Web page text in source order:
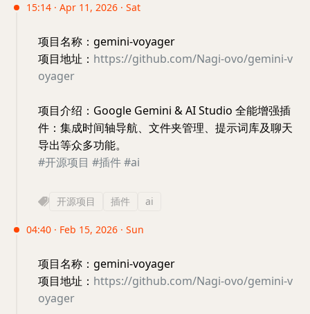
15:14 · Apr 11, 2026 · Sat
项目名称：gemini-voyager
项目地址： https://github.com/Nagi-ovo/gemini-v
oyager
项目介绍：Google Gemini & AI Studio 全能增强插
件：集成时间轴导航、文件夹管理、提示词库及聊天
导出等众多功能。
#开源项目 #插件#ai
开源项目 插件 ai
04:40 · Feb 15, 2026 · Sun
项目名称：gemini-voyager
项目地址： https://github.com/Nagi-ovo/gemini-v
oyager